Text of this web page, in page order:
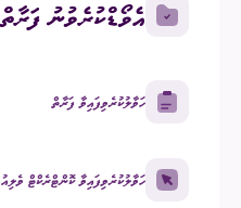
އެވޯޑްކުރެވުނު ފަރާތް
ހަވާލުކުރެވިފައިވާ ފަރާތް
ހަވާލުކުރެވިފައިވާ ކޮންޓްރެކްޓް ވެލިއު